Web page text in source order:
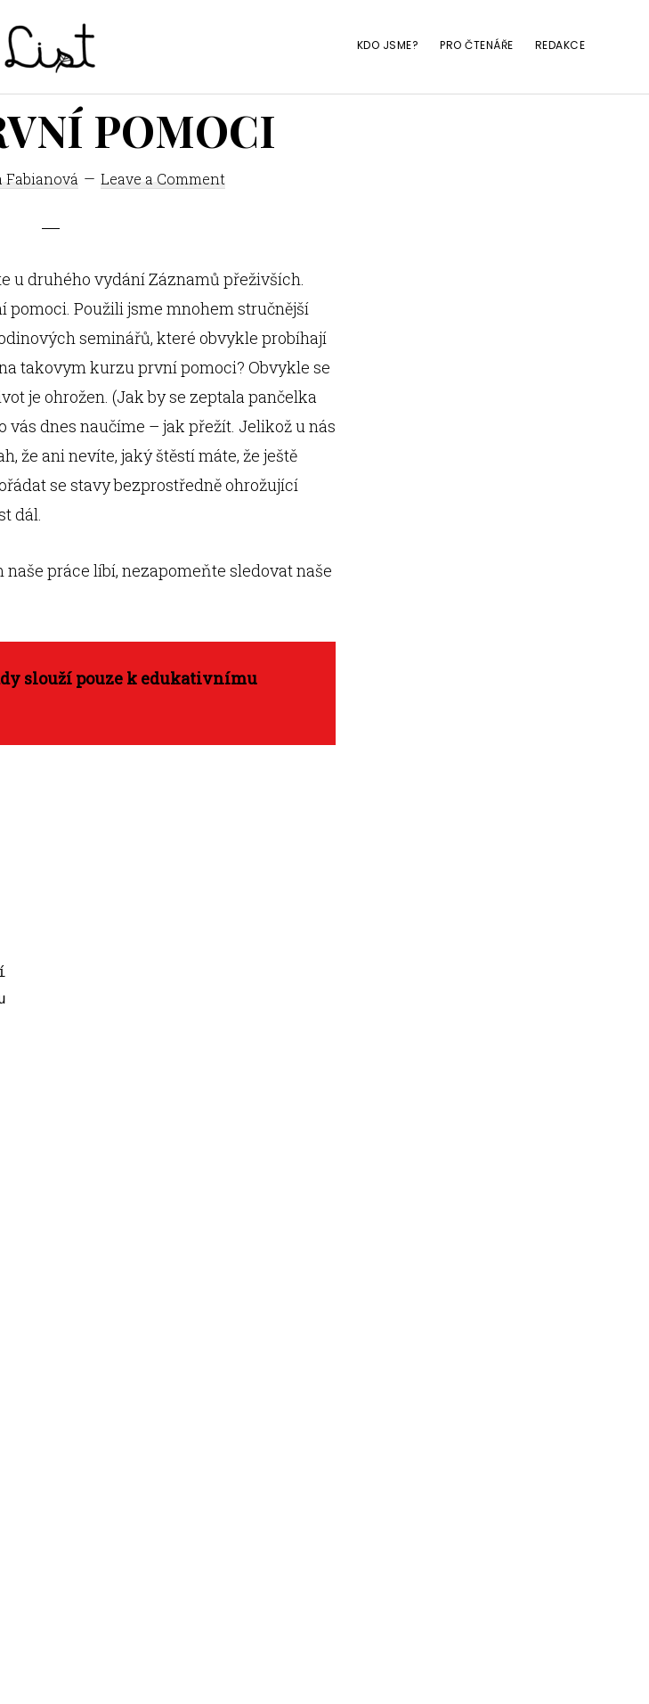
KDO JSME? PRO ČTENÁŘE REDAKCE
POMOCI
Fabianová Leave a Comment
u druhého vydání Záznamů přeživších.
Použili jsme mnohem stručnější
seminářů, které obvykle probíhají
takovym kurzu první pomoci? Obvykle se
je ohrožen. (Jak by se zeptala pančelka
vás dnes naučíme – jak přežít. Jelikož u nás
že ani nevíte, jaký štěstí máte, že ještě
se stavy bezprostředně ohrožující
dál.
práce líbí, nezapomeňte sledovat naše
slouží pouze k edukativnímu